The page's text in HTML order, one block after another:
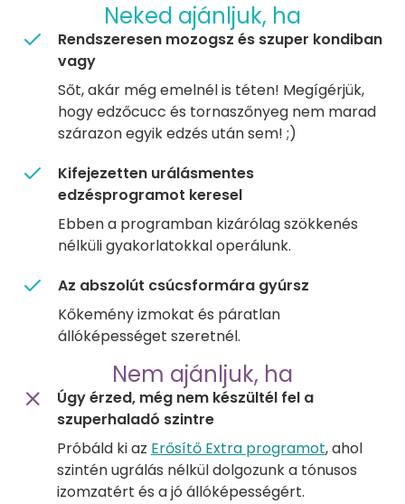
Neked ajánljuk, ha
Rendszeresen mozogsz és szuper kondiban
vagy
Sőt, akár még emelnél is téten! Megígérjük,
hogy edzőcucc és tornaszőnyeg nem marad
szárazon egyik edzés után sem! ;)
Kifejezetten urálásmentes
edzésprogramot keresel
Ebben a programban kizárólag szökkenés
nélküli gyakorlatokkal operálunk.
Az abszolút csúcsformára gyúrsz
Kőkemény izmokat és páratlan
állóképességet szeretnél.
Nem ajánljuk, ha
Úgy érzed, még nem készültél fel a
szuperhaladó szintre
Próbáld ki az Erősítő Extra programot, ahol
szintén ugrálás nélkül dolgozunk a tónusos
izomzatért és a jó állóképességért.